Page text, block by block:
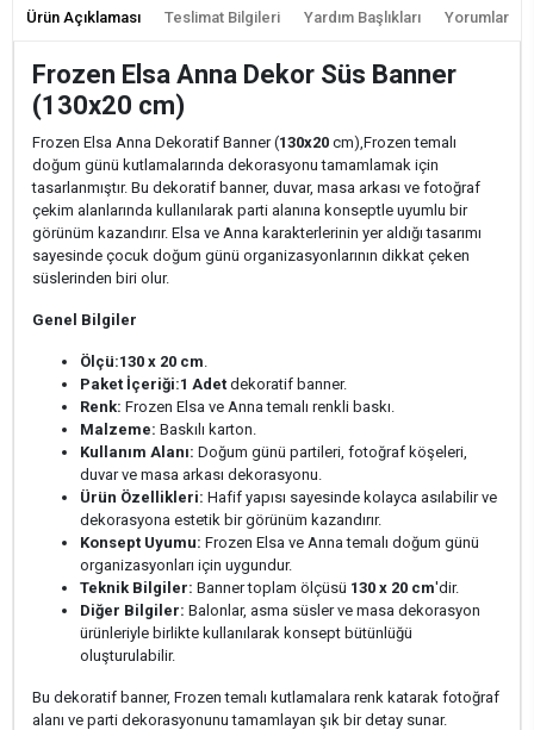
Ürün Açıklaması Teslimat Bilgileri Yardım Başlıkları Yorumlar
Frozen Elsa Anna Dekor Süs Banner
(130x20 cm)
Frozen Elsa Anna Dekoratif Banner (130x20 cm),Frozen temalı
doğum günü kutlamalarında dekorasyonu tamamlamak için
tasarlanmıştır. Bu dekoratif banner, duvar, masa arkası ve fotoğraf
çekim alanlarında kullanılarak parti alanına konseptle uyumlu bir
görünüm kazandırır. Elsa ve Anna karakterlerinin yer aldığı tasarımı
sayesinde çocuk doğum günü organizasyonlarının dikkat çeken
süslerinden biri olur.
Genel Bilgiler
Ölçü:130 x 20 cm.
Paket İçeriği:1 Adet dekoratif banner.
Renk: Frozen Elsa ve Anna temalı renkli baskı.
Malzeme: Baskılı karton.
Kullanım Alanı: Doğum günü partileri, fotoğraf köşeleri,
duvar ve masa arkası dekorasyonu.
Ürün Özellikleri: Hafif yapısı sayesinde kolayca asılabilir ve
dekorasyona estetik bir görünüm kazandırır.
Konsept Uyumu: Frozen Elsa ve Anna temalı doğum günü
organizasyonları için uygundur.
Teknik Bilgiler: Banner toplam ölçüsü 130 x 20 cm'dir.
Diğer Bilgiler: Balonlar, asma süsler ve masa dekorasyon
ürünleriyle birlikte kullanılarak konsept bütünlüğü
oluşturulabilir.
Bu dekoratif banner, Frozen temalı kutlamalara renk katarak fotoğraf
alanı ve parti dekorasyonunu tamamlayan şık bir detay sunar.